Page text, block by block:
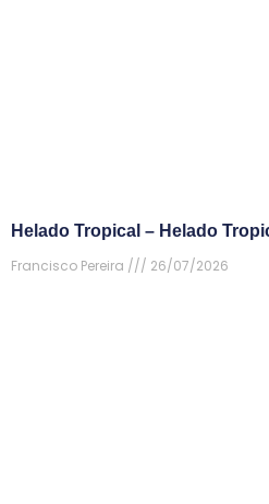
Helado Tropical – Helado
Francisco Pereira
26/07/2026